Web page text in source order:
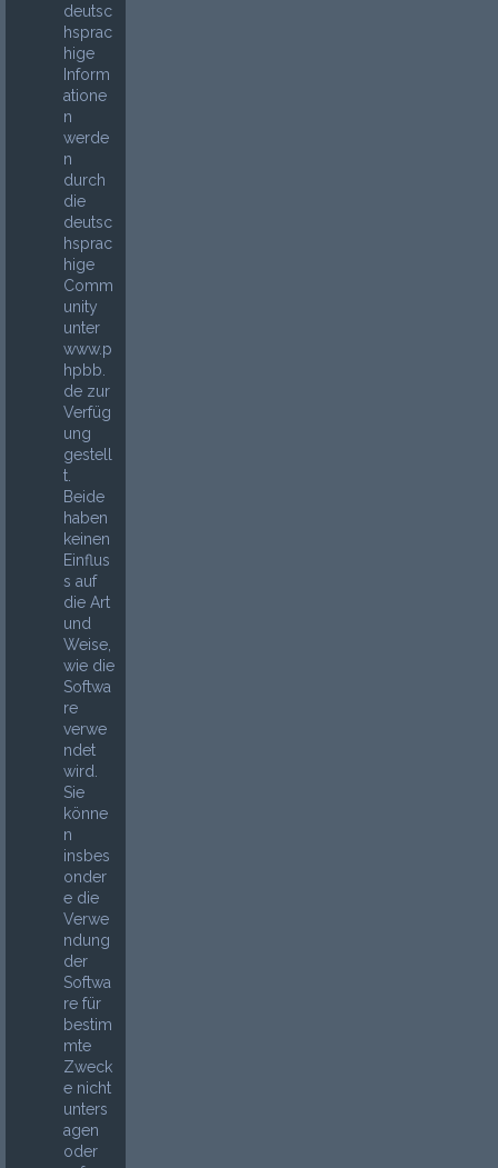
deutsc
hsprac
hige
Inform
atione
n
werde
n
durch
die
deutsc
hsprac
hige
Comm
unity
unter
www.p
hpbb.
de zur
Verfüg
ung
gestell
t.
Beide
haben
keinen
Einflus
s auf
die Art
und
Weise,
wie die
Softwa
re
verwe
ndet
wird.
Sie
könne
n
insbes
onder
e die
Verwe
ndung
der
Softwa
re für
bestim
mte
Zweck
e nicht
unters
agen
oder